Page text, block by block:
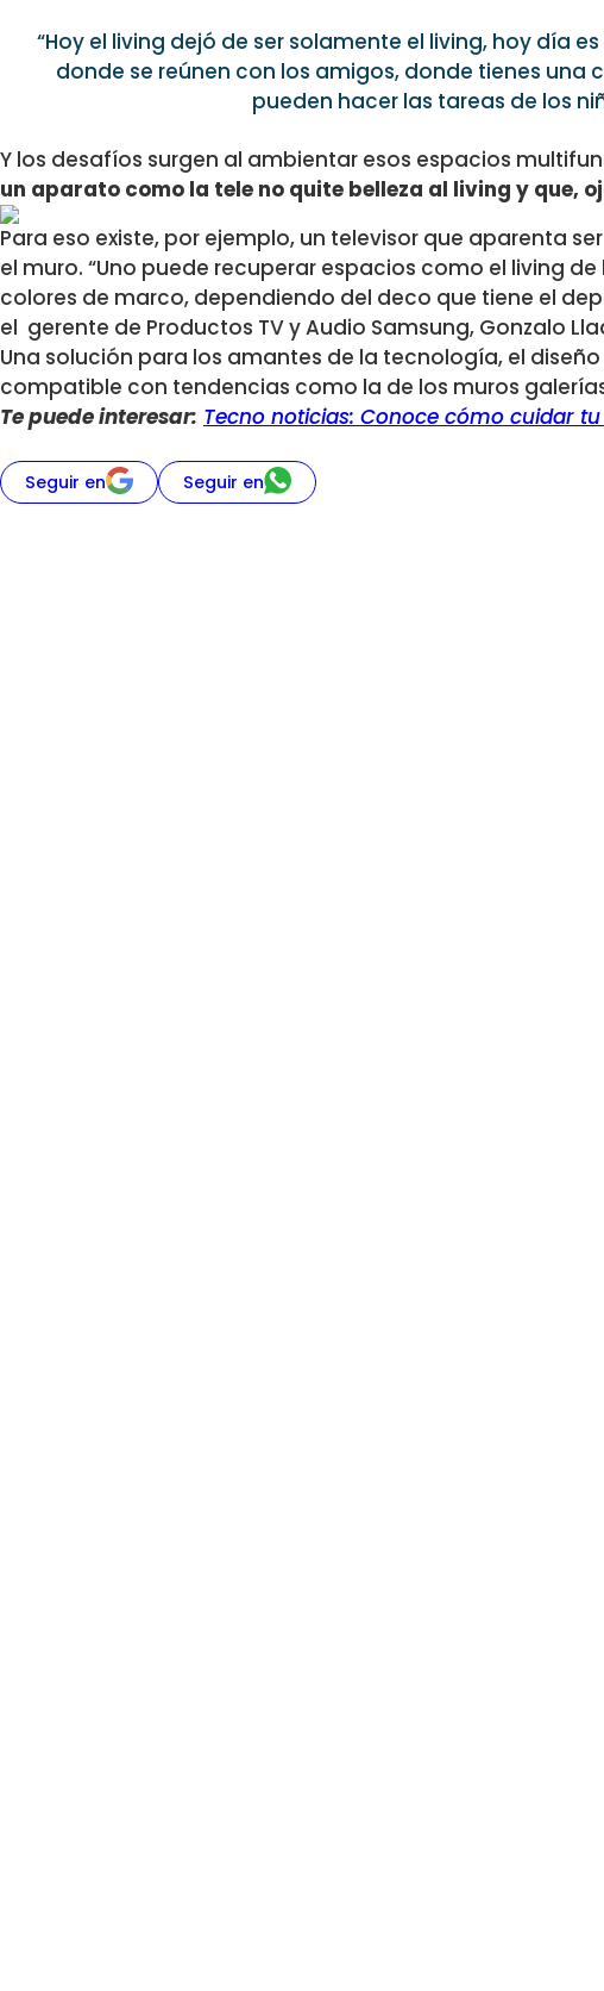
“Hoy el living dejó de ser solamente el living, hoy día
donde se reúnen con los amigos, donde tienes una
pueden hacer las tareas de los
Y los desafíos surgen al ambientar esos espacios
un aparato como la tele no quite belleza al living y que,
Para eso existe, por ejemplo, un televisor que aparenta
el muro. “Uno puede recuperar espacios como el living
colores de marco, dependiendo del deco que tiene el
el gerente de Productos TV y Audio Samsung, Gonzalo
Una solución para los amantes de la tecnología, el
compatible con tendencias como la de los muros
Te puede interesar: Tecno noticias: Conoce cómo cuidar
Seguir en Seguir en